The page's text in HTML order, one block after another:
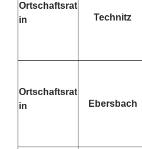
Ortschaftsrat
in
Technitz
Ortschaftsrat
in
Ebersbach